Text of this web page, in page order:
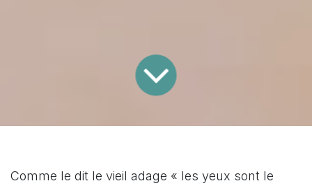
Comme le dit le vieil adage « les yeux sont le